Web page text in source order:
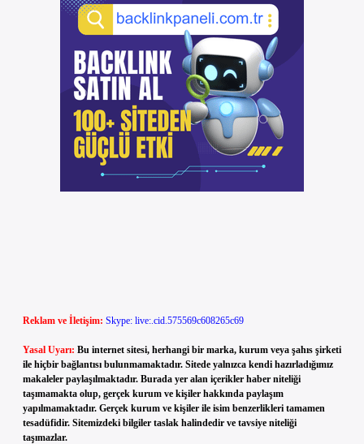
Reklam ve İletişim: Skype: live:.cid.575569c608265c69
Yasal Uyarı: Bu internet sitesi, herhangi bir marka, kurum veya şahıs şirketi
ile hiçbir bağlantısı bulunmamaktadır. Sitede yalnızca kendi hazırladığımız
makaleler paylaşılmaktadır. Burada yer alan içerikler haber niteliği
taşımamakta olup, gerçek kurum ve kişiler hakkında paylaşım
yapılmamaktadır. Gerçek kurum ve kişiler ile isim benzerlikleri tamamen
tesadüfidir. Sitemizdeki bilgiler taslak halindedir ve tavsiye niteliği
taşımazlar.